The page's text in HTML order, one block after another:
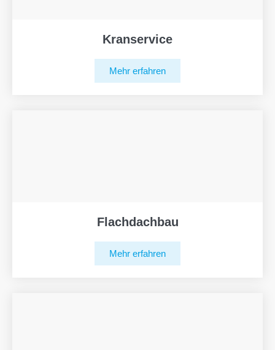
Kranservice
Mehr erfahren
Flachdachbau
Mehr erfahren